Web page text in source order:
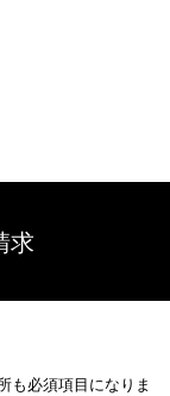
求
も必須項目になりま